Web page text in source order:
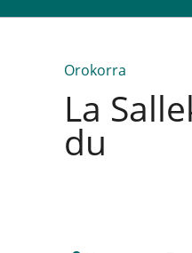
Orokorra
La
du